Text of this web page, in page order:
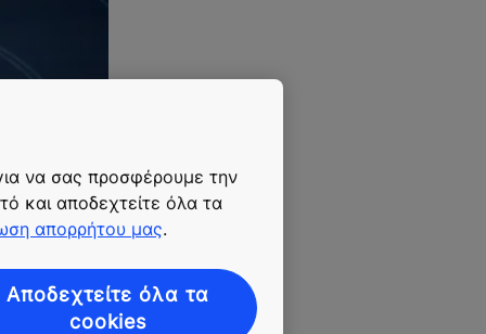
να σας προσφέρουμε την
και αποδεχτείτε όλα τα
απορρήτου μας.
Αποδεχτείτε όλα τα
cookies